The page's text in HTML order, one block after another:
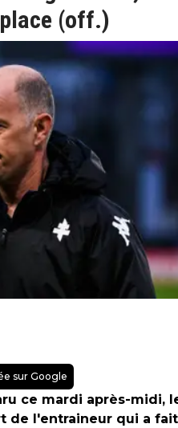
(off.)
sur Google
ce mardi après-midi,
de l'entraineur qui a fait